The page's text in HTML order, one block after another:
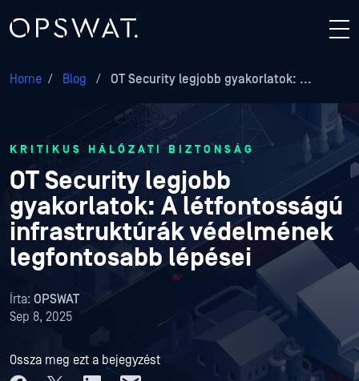
Home / Blog / OT Security legjobb gyakorlatok: ...
KRITIKUS HÁLÓZATI BIZTONSÁG
OT Security legjobb
gyakorlatok: A létfontosságú
infrastruktúrák védelmének
legfontosabb lépései
Írta: OPSWAT
Sep 8, 2025
Ossza meg ezt a bejegyzést